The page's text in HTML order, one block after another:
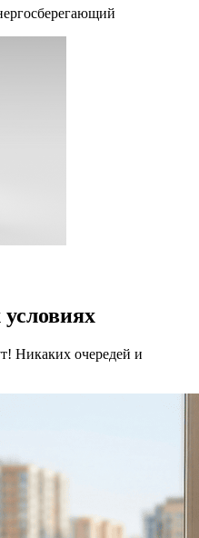
Никаких очередей и